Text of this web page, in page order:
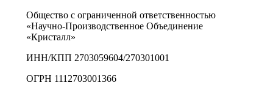
Общество с ограниченной ответственностью
«Научно-Производственное Объединение
«Кристалл»
ИНН/КПП 2703059604/270301001
ОГРН 1112703001366